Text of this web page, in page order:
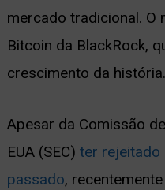
mercado tradicional. O
Bitcoin da BlackRock,
crescimento da história.
Apesar da Comissão
EUA (SEC) ter rejeitado
passado,